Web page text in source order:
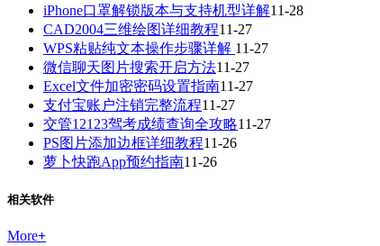
iPhone口罩解锁版本与支持机型详解11-28
CAD2004三维绘图详细教程11-27
WPS粘贴纯文本操作步骤详解 11-27
微信聊天图片搜索开启方法11-27
Excel文件加密密码设置指南11-27
支付宝账户注销完整流程11-27
交管12123驾考成绩查询全攻略11-27
PS图片添加边框详细教程11-26
萝卜快跑App预约指南11-26
相关软件
More+